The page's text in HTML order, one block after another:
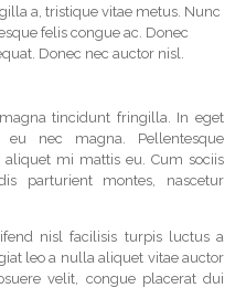
a, tristique vitae metus. Nunc
felis congue ac. Donec
Donec nec auctor nisl.
tincidunt fringilla. In eget
nec magna. Pellentesque
mi mattis eu. Cum sociis
parturient montes, nascetur
nisl facilisis turpis luctus a
leo a nulla aliquet vitae auctor
velit, congue placerat dui